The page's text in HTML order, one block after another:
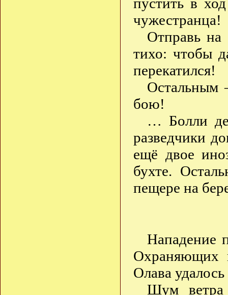
чужестранца!
Отправь
тихо: чтобы
перекатился!
Остальным
бою!
… Болли
разведчики
ещё двое
бухте.
пещере на
Нападение
Охраняющих
Олава
Шум